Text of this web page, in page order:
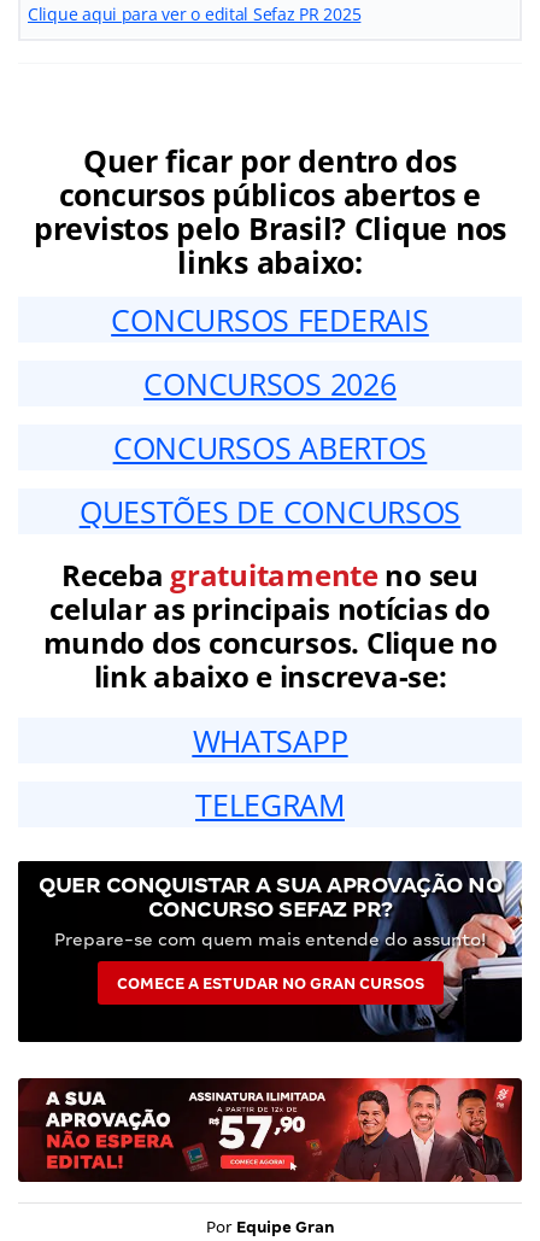
Clique aqui para ver o edital Sefaz PR 2025
Quer ficar por dentro dos
concursos públicos abertos e
previstos pelo Brasil? Clique nos
links abaixo:
CONCURSOS FEDERAIS
CONCURSOS 2026
CONCURSOS ABERTOS
QUESTÕES DE CONCURSOS
Receba gratuitamenteno seu
celular as principais notícias do
mundo dos concursos. Clique no
link abaixo e inscreva-se:
WHATSAPP
TELEGRAM
QUER CONQUISTAR A SUA APROVAÇÃO NO
CONCURSO SEFAZ PR?
Prepare-se com quem mais entende do assunto!
COMECE A ESTUDAR NO GRAN CURSOS
Por Equipe Gran